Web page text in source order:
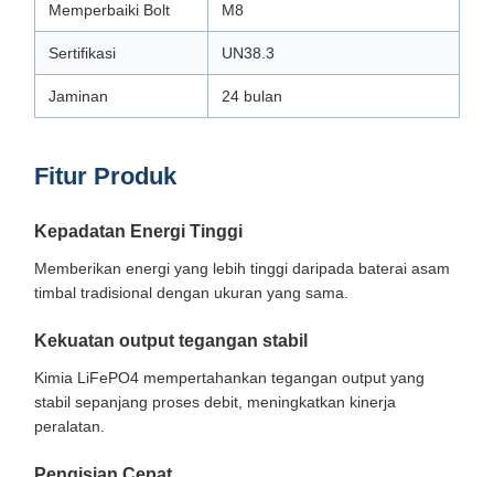
Memperbaiki Bolt M8
Sertifikasi UN38.3
Jaminan 24 bulan
Fitur Produk
Kepadatan Energi Tinggi
Memberikan energi yang lebih tinggi daripada baterai asam
timbal tradisional dengan ukuran yang sama.
Kekuatan output tegangan stabil
Kimia LiFePO4 mempertahankan tegangan output yang
stabil sepanjang proses debit, meningkatkan kinerja
peralatan.